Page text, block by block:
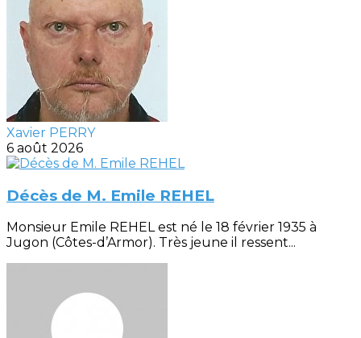
Xavier PERRY
6 août 2026
Décès de M. Emile REHEL
Monsieur Emile REHEL est né le 18 février 1935 à
Jugon (Côtes-d’Armor). Très jeune il ressent...